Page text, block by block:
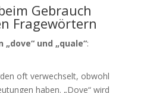
Gebrauch
Fragewörtern
und „quale“:
oft verwechselt, obwohl
haben. „Dove“ wird